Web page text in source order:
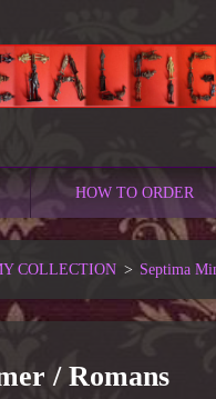
HOW TO ORDER
COLLECTION > Septima
/ Romans